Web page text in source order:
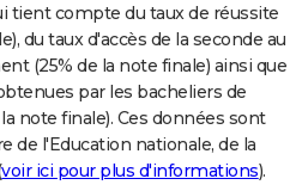
tient compte du taux de réussite
du taux d'accès de la seconde au
(25% de la note finale) ainsi que
par les bacheliers de
note finale). Ces données sont
de l'Education nationale, de la
voir ici pour plus d'informations).